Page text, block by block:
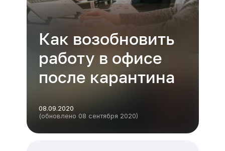
Как возобновить
работу в офисе
после карантина
08.09.2020
(обновлено 08 сентября 2020)